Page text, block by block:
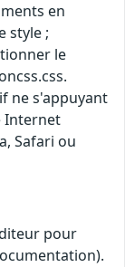
en
style ;
le
ne s'appuyant
Internet
Safari ou
pour